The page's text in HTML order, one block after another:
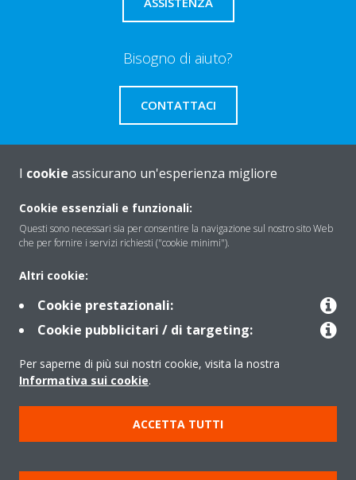
Bisogno di aiuto?
CONTATTACI
About Daikin
Contact
Products
Copyright © Daikin
Note legali
Informativa sui cookie Informativa sulla privacy
I cookie assicurano un'esperienza migliore
Cookie essenziali e funzionali:
Questi sono necessari sia per consentire la navigazione sul nostro sito Web
che per fornire i servizi richiesti ("cookie minimi").
Altri cookie:
Cookie prestazionali:
Cookie pubblicitari / di targeting:
Per saperne di più sui nostri cookie, visita la nostra
Informativa sui cookie.
ACCETTA TUTTI